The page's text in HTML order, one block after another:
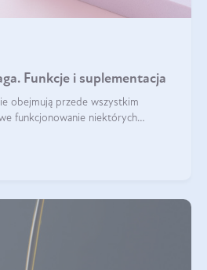
Funkcje i suplementacja
obejmują przede wszystkim
funkcjonowanie niektórych